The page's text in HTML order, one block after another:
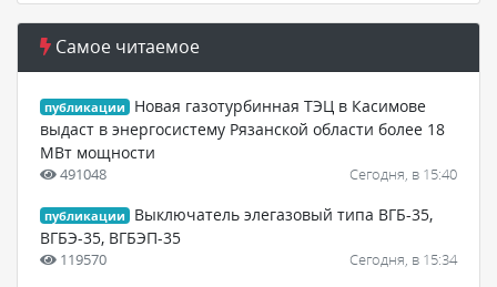
Самое читаемое
публикации
Новая газотурбинная ТЭЦ в Касимове
выдаст в энергосистему Рязанской области более 18
МВт мощности
491048 Сегодня, в 15:40
публикации
Выключатель элегазовый типа ВГБ-35,
ВГБЭ-35, ВГБЭП-35
119570 Сегодня, в 15:34